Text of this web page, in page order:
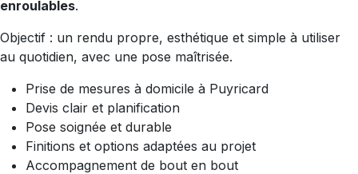
enroulables.
Objectif : un rendu propre, esthétique et simple à utiliser
au quotidien, avec une pose maîtrisée.
Prise de mesures à domicile à Puyricard
Devis clair et planification
Pose soignée et durable
Finitions et options adaptées au projet
Accompagnement de bout en bout